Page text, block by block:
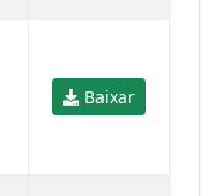
Baixar